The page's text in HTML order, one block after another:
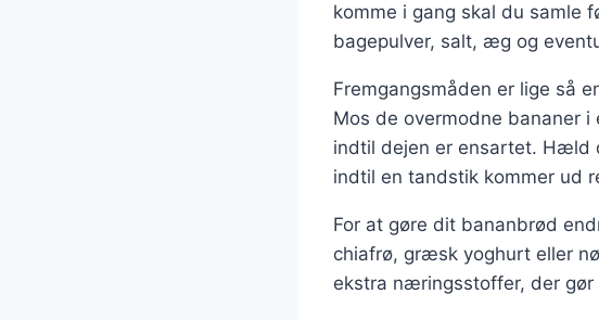
komme i gang skal du samle
bagepulver, salt, æg og
Fremgangsmåden er lige så
Mos de overmodne bananer
indtil dejen er ensartet. Hæld
indtil en tandstik kommer ud
For at gøre dit bananbrød
chiafrø, græsk yoghurt eller
ekstra næringsstoffer, der